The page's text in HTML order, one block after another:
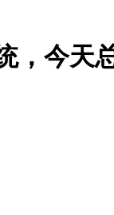
，今天